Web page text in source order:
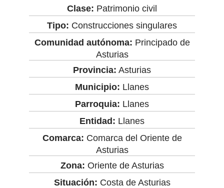
Clase: Patrimonio civil
Tipo: Construcciones singulares
Comunidad autónoma: Principado de
Asturias
Provincia: Asturias
Municipio: Llanes
Parroquia: Llanes
Entidad: Llanes
Comarca: Comarca del Oriente de
Asturias
Zona: Oriente de Asturias
Situación: Costa de Asturias